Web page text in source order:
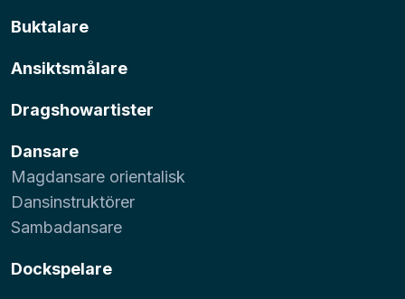
Buktalare
Ansiktsmålare
Dragshowartister
Dansare
Magdansare orientalisk
Dansinstruktörer
Sambadansare
Dockspelare